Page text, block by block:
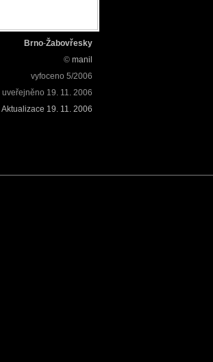
Brno-Žabovřesky
© manil
vyfoceno 5/2006
uveřejněno 19. 11. 2006
Aktualizace 19. 11. 2006